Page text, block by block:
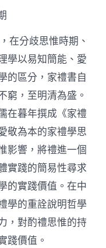
空
間】
從
簡
化
禮
制
到
道
理
天
然：
孫
奇
逢
酌
禮
思
在分歧思惟時期、
學以易知簡能、愛
的區分，家禮書自
窮，至明清為盛。
在暮年撰成《家禮
敬為本的家禮學思
影響，將禮進一個
實踐的簡易性尋求
的實踐價值。在中
學的重詮說明哲學
，對酌禮思惟的持
踐價值。